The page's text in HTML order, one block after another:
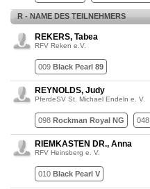
R - NAME DES TEILNEHMERS
REKERS, Tabea
RFV Reken e.V.
009 Black Pearl 89
REYNOLDS, Judy
PferdeSV St. Michael Endeln e. V.
098 Rockman Royal NG 048
RIEMKASTEN DR., Anna
RFV Heinsberg e. V.
010 Black Pearl V